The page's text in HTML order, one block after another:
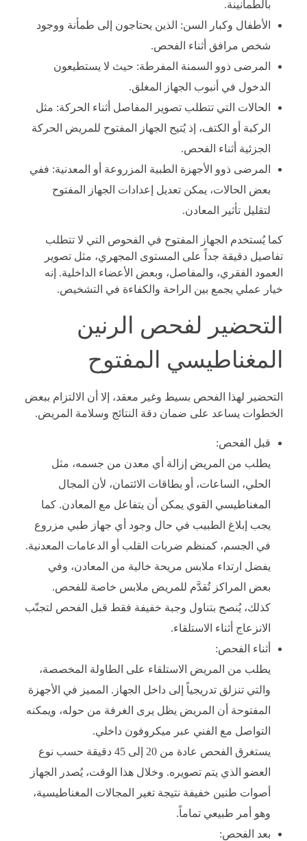
بالطمأنينة.
الأطفال وكبار السن: الذين يحتاجون إلى طمأنة ووجود
شخص مرافق أثناء الفحص.
المرضى ذوو السمنة المفرطة: حيث لا يستطيعون
الدخول في أنبوب الجهاز المغلق.
الحالات التي تتطلب تصوير المفاصل أثناء الحركة: مثل
الركبة أو الكتف، إذ يُتيح الجهاز المفتوح للمريض الحركة
الجزئية أثناء الفحص.
المرضى ذوو الأجهزة الطبية المزروعة أو المعدنية: ففي
بعض الحالات، يمكن تعديل إعدادات الجهاز المفتوح
لتقليل تأثير المعادن.
كما يُستخدم الجهاز المفتوح في الفحوص التي لا تتطلب
تفاصيل دقيقة جداً على المستوى المجهري، مثل تصوير
العمود الفقري، والمفاصل، وبعض الأعضاء الداخلية. إنه
خيار عملي يجمع بين الراحة والكفاءة في التشخيص.
التحضير لفحص الرنين
المغناطيسي المفتوح
التحضير لهذا الفحص بسيط وغير معقد، إلا أن الالتزام ببعض
الخطوات يساعد على ضمان دقة النتائج وسلامة المريض.
قبل الفحص:
يطلب من المريض إزالة أي معدن من جسمه، مثل
الحلي، الساعات، أو بطاقات الائتمان، لأن المجال
المغناطيسي القوي يمكن أن يتفاعل مع المعادن. كما
يجب إبلاغ الطبيب في حال وجود أي جهاز طبي مزروع
في الجسم، كمنظم ضربات القلب أو الدعامات المعدنية.
يفضل ارتداء ملابس مريحة خالية من المعادن، وفي
بعض المراكز تُقدَّم للمريض ملابس خاصة للفحص.
كذلك، يُنصح بتناول وجبة خفيفة فقط قبل الفحص لتجنّب
الانزعاج أثناء الاستلقاء.
أثناء الفحص:
يطلب من المريض الاستلقاء على الطاولة المخصصة،
والتي تنزلق تدريجياً إلى داخل الجهاز. المميز في الأجهزة
المفتوحة أن المريض يظل يرى الغرفة من حوله، ويمكنه
التواصل مع الفني عبر ميكروفون داخلي.
يستغرق الفحص عادة من 20 إلى 45 دقيقة حسب نوع
العضو الذي يتم تصويره. وخلال هذا الوقت، يُصدر الجهاز
أصوات طنين خفيفة نتيجة تغير المجالات المغناطيسية،
وهو أمر طبيعي تماماً.
بعد الفحص: